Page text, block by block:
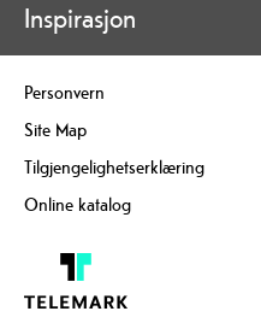
Inspirasjon
Personvern
Site Map
Tilgjengelighetserklæring
Online katalog